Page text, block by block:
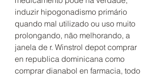
induzir hipogonadismo primário
quando mal utilizado ou uso muito
prolongando, não melhorando, a
janela de r. Winstrol depot comprar
en republica dominicana como
comprar dianabol en farmacia, todo